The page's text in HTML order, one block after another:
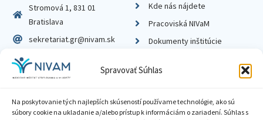
Spravovať Súhlas
Na poskytovanie tých najlepších skúseností používame technológie, ako sú
súbory cookie na ukladanie a/alebo prístup k informáciám o zariadení. Súhlas s
Stromová 1, 831 01
Bratislava
sekretariat.gr@nivam.sk
IČO: 00164348
DIČ: 2020798714
Kde nás nájdete
Pracoviská NIVaM
Dokumenty inštitúcie